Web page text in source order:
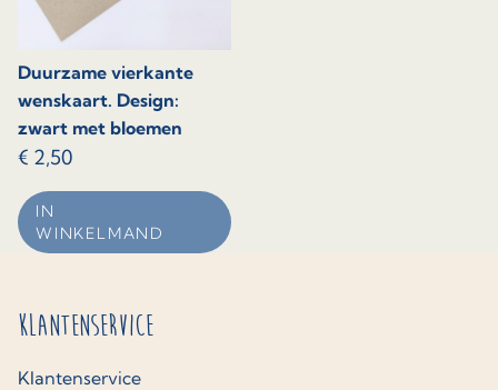
Duurzame vierkante
wenskaart. Design:
zwart met bloemen
€ 2,50
IN
WINKELMAND
Klantenservice
Klantenservice